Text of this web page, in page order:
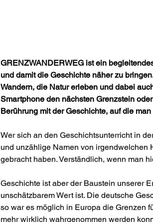
GRENZWANDERWEG ist ein
und damit die Geschichte näher zu
Wandern, die Natur erleben und dabei
Smartphone den nächsten Grenzstein
Berührung mit der Geschichte, auf die
Wer sich an den Geschichtsunterricht in
und unzählige Namen von irgendwelchen
gebracht haben. Verständlich, wenn man
Geschichte ist aber der Baustein unserer
unschätzbarem Wert ist. Die deutsche
so war es möglich in Europa die Grenzen
mehr wirklich wahrgenommen werden